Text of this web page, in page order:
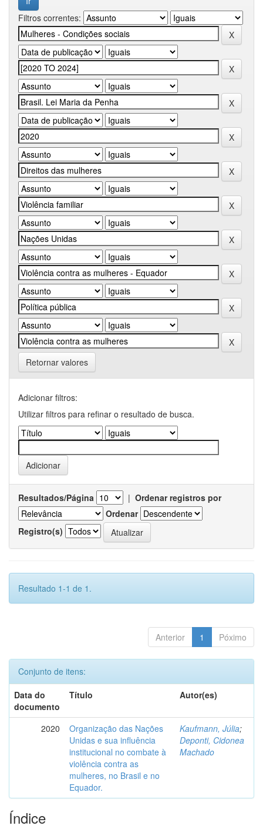
Filtros correntes:
Retornar valores
Adicionar filtros:
Utilizar filtros para refinar o resultado de busca.
Resultados/Página | Ordenar registros por
Ordenar
Registro(s)
Resultado 1-1 de 1.
Anterior 1 Póximo
Conjunto de itens:
Data do
documento
Título Autor(es)
2020
Organização das Nações
Unidas e sua influência
institucional no combate à
violência contra as
mulheres, no Brasil e no
Equador.
Kaufmann, Júlia;
Deponti, Cidonea
Machado
Índice